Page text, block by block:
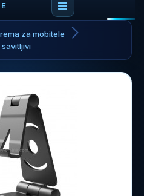
za mobitele
savitljivi